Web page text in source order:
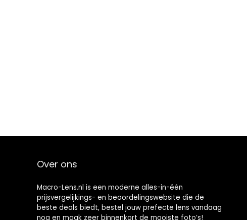
Over ons
Macro-Lens.nl is een moderne alles-in-één
prijsvergelijkings- en beoordelingswebsite die de
beste deals biedt, bestel jouw prefecte lens vandaag
nog en maak zeer binnenkort de mooiste foto’s!